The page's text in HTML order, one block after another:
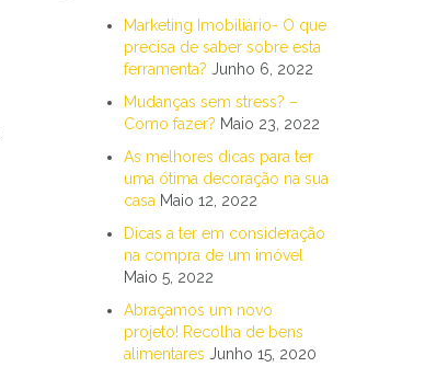
Marketing Imobiliário- O que
precisa de saber sobre esta
ferramenta? Junho 6, 2022
Mudanças sem stress? –
Como fazer? Maio 23, 2022
As melhores dicas para ter
uma ótima decoração na sua
casa Maio 12, 2022
Dicas a ter em consideração
na compra de um imóvel
Maio 5, 2022
Abraçamos um novo
projeto! Recolha de bens
alimentares Junho 15, 2020